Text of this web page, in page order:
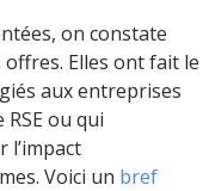
on constate
Elles ont fait le
aux entreprises
ou qui
l’impact
Voici un bref